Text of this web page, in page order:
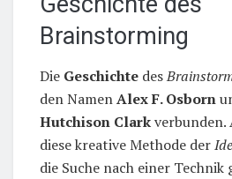
Brainstorming
Die Geschichte des
den NamenAlex F. Osborn
Hutchison Clarkverbunden.
diese kreative Methode der
die Suche nach einer Technik